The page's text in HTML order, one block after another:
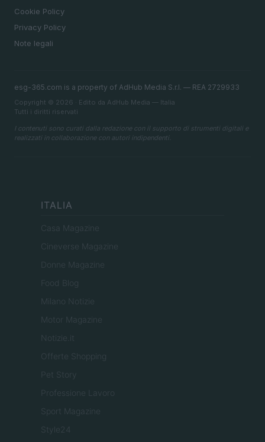
Cookie Policy
Privacy Policy
Note legali
esg-365.com is a property of AdHub Media S.r.l. — REA 2729933
Copyright © 2026 · Edito da AdHub Media — Italia
Tutti i diritti riservati
I contenuti sono curati dalla redazione con il supporto di strumenti digitali e
realizzati in collaborazione con autori indipendenti.
ITALIA
Casa Magazine
Cineverse Magazine
Donne Magazine
Food Blog
Milano Notizie
Motor Magazine
Notizie.it
Offerte Shopping
Pet Story
Professione Lavoro
Sport Magazine
Style24